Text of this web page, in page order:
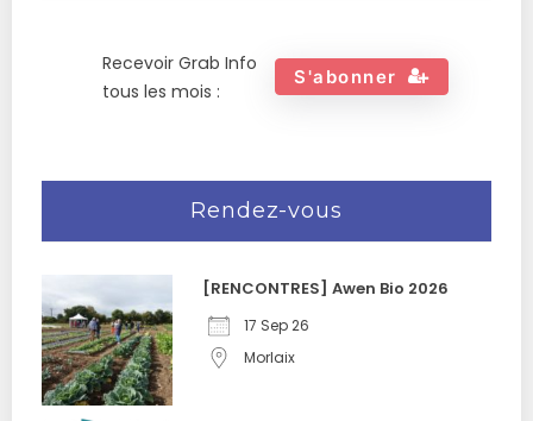
Recevoir Grab Info
tous les mois :
S'abonner
Rendez-vous
[RENCONTRES] Awen Bio 2026
17 Sep 26
Morlaix